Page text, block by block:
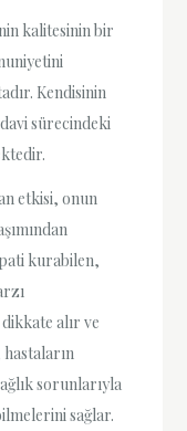
kalitesinin bir
Kendisinin
sürecindeki
etkisi, onun
kurabilen,
alır ve
sorunlarıyla
sağlar.